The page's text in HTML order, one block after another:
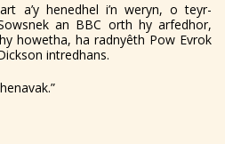
a’y henedhel i’n weryn, o teyr-
an BBC orth hy arfedhor,
howetha, ha radnyêth Pow Evrok
intredhans.